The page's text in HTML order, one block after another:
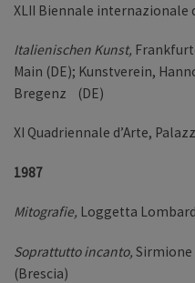
XLII Biennale internazionale
Italienischen Kunst,
Main (DE); Kunstverein,
Bregenz (DE)
XI Quadriennale d’Arte,
1987
Mitografie, Loggetta
Soprattutto incanto, Sirmione
(Brescia)